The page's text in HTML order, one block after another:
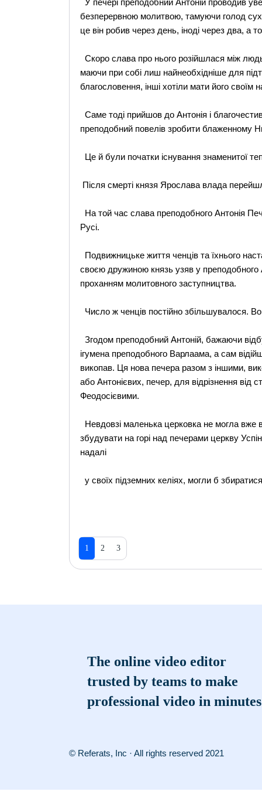
У печері преподобний Антоній проводив
безперервною молитвою, тамуючи голод
це він робив через день, іноді через два, а
Скоро слава про нього розійшлася між
маючи при собі лиш найнеобхідніше для
благословення, інші хотіли мати його своїм
Саме тоді прийшов до Антонія і
преподобний повелів зробити блаженному
Це й були початки існування знаменитої
Після смерті князя Ярослава влада
На той час слава преподобного Антонія
Русі.
Подвижницьке життя ченців та їхнього
своєю дружиною князь узяв у преподобного
проханням молитовного заступництва.
Число ж ченців постійно збільшувалося.
Згодом преподобний Антоній, бажаючи
ігумена преподобного Варлаама, а сам
викопав. Ця нова печера разом з іншими,
або Антонієвих, печер, для відрізнення
Феодосієвими.
Невдовзі маленька церковка не могла вже
збудувати на горі над печерами церкву
надалі
у своїх підземних келіях, могли б
1 2 3
The online video editor
trusted by teams to make
professional video in minutes
© Referats, Inc · All rights reserved 2021